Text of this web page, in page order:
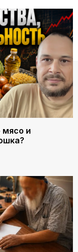
мясо и